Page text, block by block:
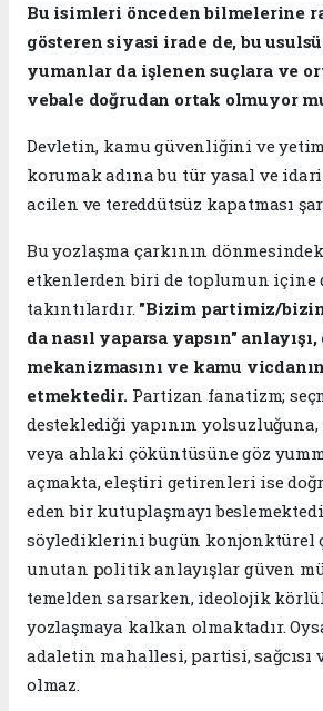
Bu isimleri önceden bilmelerine
gösteren siyasi irade de, bu
yumanlar da işlenen suçlara ve
vebale doğrudan ortak olmuyor
Devletin, kamu güvenliğini ve
korumak adına bu tür yasal ve idari
acilen ve tereddütsüz kapatması
​​Bu yozlaşma çarkının
etkenlerden biri de toplumun içine
takıntılardır. "Bizim partimiz/
da nasıl yaparsa yapsın"
mekanizmasını ve kamu
etmektedir. Partizan fanatizm;
desteklediği yapının
veya ahlaki çöküntüsüne göz
açmakta, eleştiri getirenleri ise
eden bir kutuplaşmayı
söylediklerini bugün konjonktürel
unutan politik anlayışlar güven
temelden sarsarken, ideolojik
yozlaşmaya kalkan olmaktadır.
adaletin mahallesi, partisi, sağcısı
olmaz.